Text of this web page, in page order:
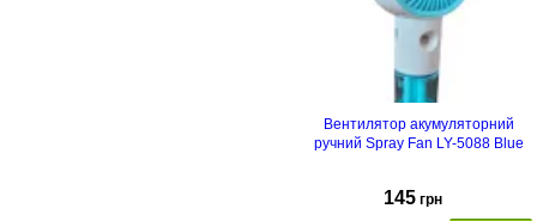
Вентилятор акумуляторний
ручний Spray Fan LY-5088 Blue
145 грн